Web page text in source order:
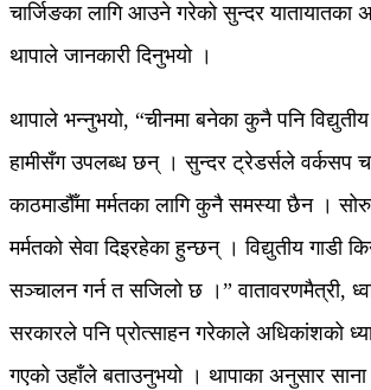
चार्जिङका लागि आउने गरेको सुन्दर यातायातका
थापाले जानकारी दिनुभयो ।
थापाले भन्नुभयो, “चीनमा बनेका कुनै पनि
हामीसँग उपलब्ध छन् । सुन्दर ट्रेडर्सले वर्कसप
काठमाडौँमा मर्मतका लागि कुनै समस्या छैन ।
मर्मतको सेवा दिइरहेका हुन्छन् । विद्युतीय गाडी
सञ्चालन गर्न त सजिलो छ ।” वातावरणमैत्री,
सरकारले पनि प्रोत्साहन गरेकाले अधिकांशको
गएको उहाँले बताउनुभयो । थापाका अनुसार साना